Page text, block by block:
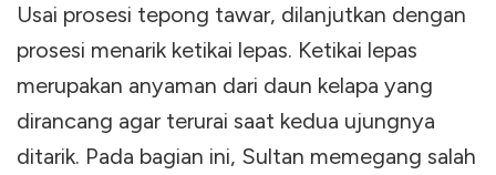
Usai prosesi tepong tawar, dilanjutkan dengan
prosesi menarik ketikai lepas. Ketikai lepas
merupakan anyaman dari daun kelapa yang
dirancang agar terurai saat kedua ujungnya
ditarik. Pada bagian ini, Sultan memegang salah